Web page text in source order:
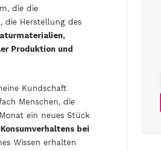
die die
die Herstellung des
Produktion und
Kundschaft
Menschen, die
ein neues Stück
bei
Wissen erhalten